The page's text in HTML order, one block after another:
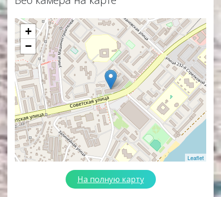
+
−
Leaflet
На полную карту